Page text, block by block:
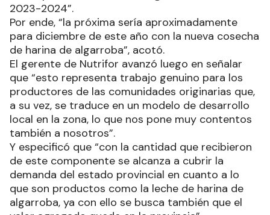
2023-2024”.
Por ende, “la próxima sería aproximadamente
para diciembre de este año con la nueva cosecha
de harina de algarroba”, acotó.
El gerente de Nutrifor avanzó luego en señalar
que “esto representa trabajo genuino para los
productores de las comunidades originarias que,
a su vez, se traduce en un modelo de desarrollo
local en la zona, lo que nos pone muy contentos
también a nosotros”.
Y especificó que “con la cantidad que recibieron
de este componente se alcanza a cubrir la
demanda del estado provincial en cuanto a lo
que son productos como la leche de harina de
algarroba, ya con ello se busca también que el